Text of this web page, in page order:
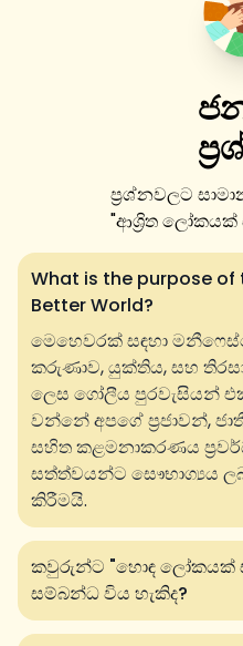
ප්‍රශ්නවලට
"ආශ්‍රිත ලෝකයක්
What is the purpose
Better World?
මෙහෙවරක් සඳහා
කරුණාව, යුක්තිය, සහ
ලෙස ගෝලීය පුරවැසියන්
වන්නේ අපගේ ප්‍රජාවන්,
සහිත කළමනාකරණය
සත්ත්වයන්ට සෞභාග්‍යය
කිරීමයි.
කවුරුන්ට "හොඳ ලෝකයක්
සම්බන්ධ විය හැකිද?